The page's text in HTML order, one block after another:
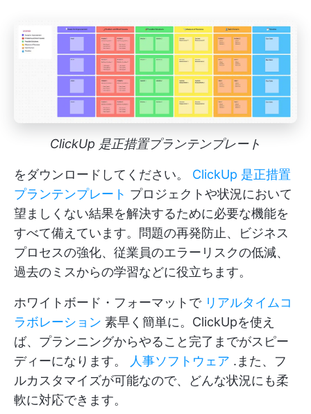
ClickUp 是正措置プランテンプレート
をダウンロードしてください。 ClickUp 是正措置
プランテンプレート プロジェクトや状況において
望ましくない結果を解決するために必要な機能を
すべて備えています。問題の再発防止、ビジネス
プロセスの強化、従業員のエラーリスクの低減、
過去のミスからの学習などに役立ちます。
ホワイトボード・フォーマットで リアルタイムコ
ラボレーション 素早く簡単に。ClickUpを使え
ば、プランニングからやること完了までがスピー
ディーになります。
人事ソフトウェア .また、フ
ルカスタマイズが可能なので、どんな状況にも柔
軟に対応できます。